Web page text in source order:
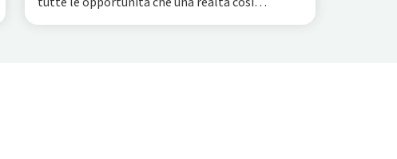
dinamica e articolata può offrire.